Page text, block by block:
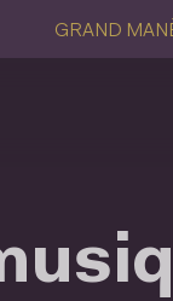
GRAND